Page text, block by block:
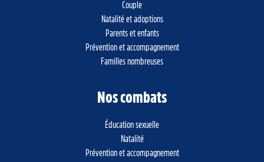
Couple
Natalité et adoptions
Parents et enfants
Prévention et accompagnement
Familles nombreuses
Nos combats
Éducation sexuelle
Natalité
Prévention et accompagnement